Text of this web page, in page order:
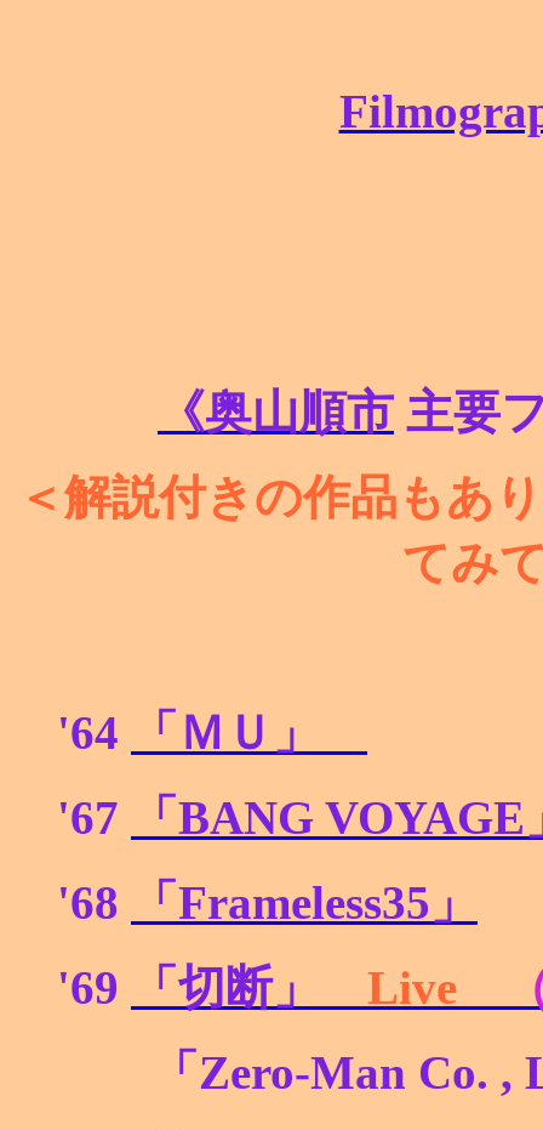
《奥山順市 主要
＜解説付きの作品もあ
てみ
'64
「ＭＵ」
'67
「BANG VOYAGE
'68
「Frameless35 」
'69
「切断」 Live
「 Zero-Man Co. ,